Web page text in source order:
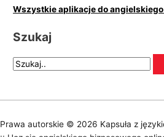
Wszystkie aplikacje do
Szukaj
Prawa autorskie © 2026 Kapsuła z